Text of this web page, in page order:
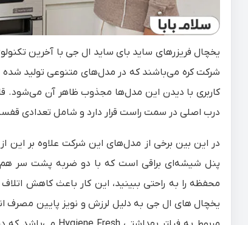
یخچال فریزرهای ساید بای ساید ال جی با آخرین
شرکت کره می‌باشند که در مدل‌های متنوعی تولید شده
کاربری با دیدن این مدل‌ها مجذوب ظاهر آن می‌شود.
درب اصلی در سمت راست قرار دارد و شامل تعدادی
در این بین برخی از مدل‌های این شرکت علاوه بر این از
پنل شیشه‌ای براقی است که با دو ضربه پشت سر
محفظه را به راحتی ببینید، این کار باعث کاهش
یخچال های ال جی به دلیل لرزش و نویز پایین مصرف